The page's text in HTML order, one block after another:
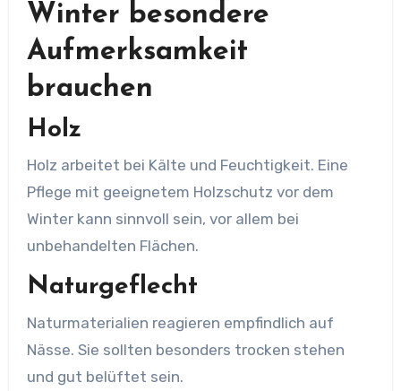
Winter besondere
Aufmerksamkeit
brauchen
Holz
Holz arbeitet bei Kälte und Feuchtigkeit. Eine
Pflege mit geeignetem Holzschutz vor dem
Winter kann sinnvoll sein, vor allem bei
unbehandelten Flächen.
Naturgeflecht
Naturmaterialien reagieren empfindlich auf
Nässe. Sie sollten besonders trocken stehen
und gut belüftet sein.